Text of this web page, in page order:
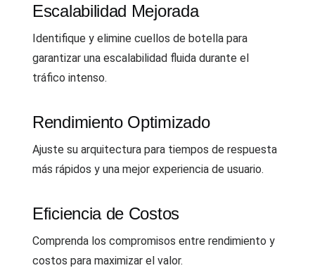
Escalabilidad Mejorada
Identifique y elimine cuellos de botella para
garantizar una escalabilidad fluida durante el
tráfico intenso.
Rendimiento Optimizado
Ajuste su arquitectura para tiempos de respuesta
más rápidos y una mejor experiencia de usuario.
Eficiencia de Costos
Comprenda los compromisos entre rendimiento y
costos para maximizar el valor.